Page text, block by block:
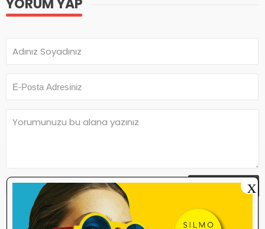
YORUM YAP
Yorum yazmakurallarını
kabul ediyorum.
Yorum Yap X